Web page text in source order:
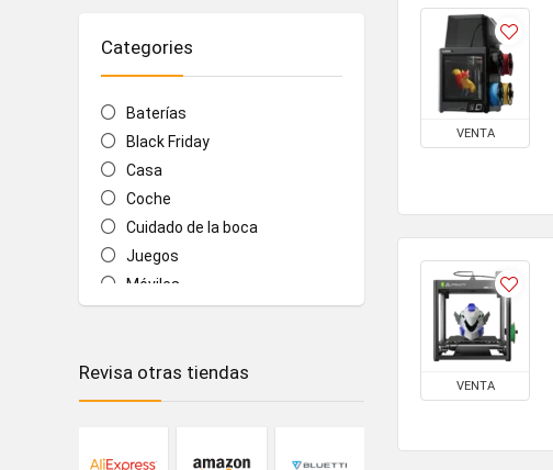
Categories
Baterías
Black Friday
Casa
Coche
Cuidado de la boca
Juegos
Móviles
Salud y belleza
Smartwatches
Tecnología
VENTA
VENTA
Revisa otras tiendas